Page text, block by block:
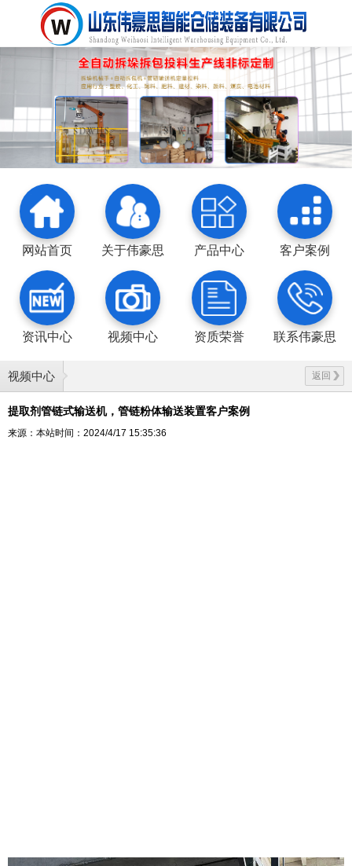
网站首页 关于伟豪思 产品中心 客户案例
资讯中心 视频中心 资质荣誉 联系伟豪思
视频中心 返回
提取剂管链式输送机，管链粉体输送装置客户案例
来源：本站时间：2024/4/17 15:35:36